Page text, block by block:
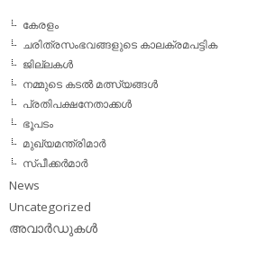
കേരളം
ചരിത്രസംഭവങ്ങളുടെ കാലക്രമപട്ടിക
ജില്ലകള്‍
നമ്മുടെ കടല്‍ മത്സ്യങ്ങള്‍
പ്രതിപക്ഷനേതാക്കള്‍
ഭൂപടം
മുഖ്യമന്ത്രിമാര്‍
സ്പീക്കര്‍മാര്‍
News
Uncategorized
അവാര്‍ഡുകള്‍